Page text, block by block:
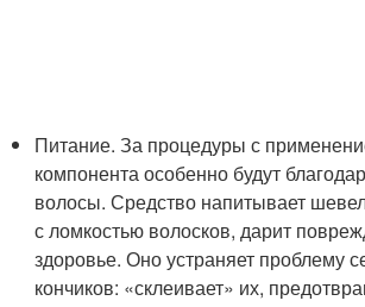
Питание. За процедуры с
компонента особенно будут
волосы. Средство напитывает
с ломкостью волосков, дарит
здоровье. Оно устраняет проблему
кончиков: «склеивает» их,